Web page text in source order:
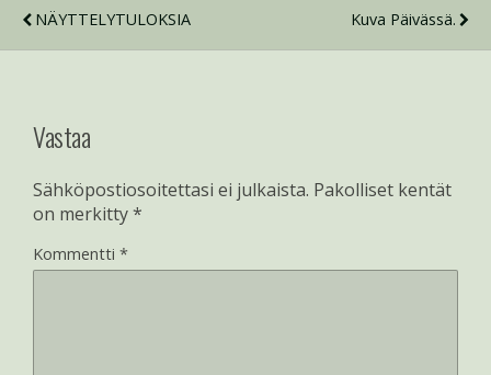
NÄYTTELYTULOKSIA
Kuva Päivässä.
Vastaa
Sähköpostiosoitettasi ei julkaista. Pakolliset kentät
on merkitty*
Kommentti *